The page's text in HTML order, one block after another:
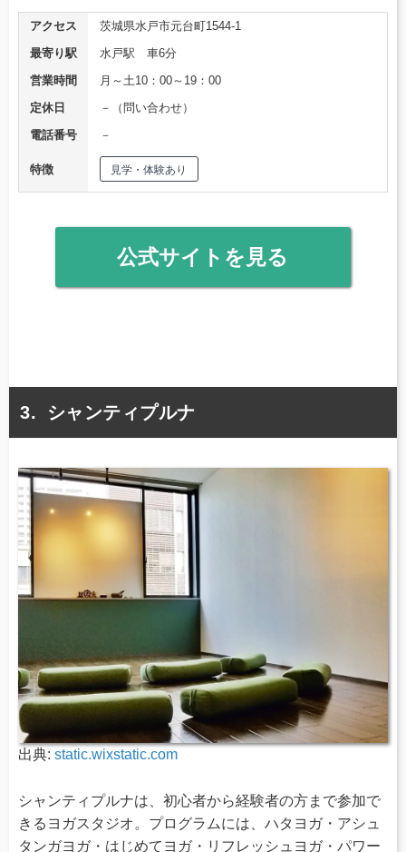
アクセス
茨城県水戸市元台町1544-1
最寄り駅
水戸駅 車6分
営業時間
月～土10：00～19：00
定休日
－（問い合わせ）
電話番号
－
特徴 見学・体験あり
公式サイトを見る
シャンティプルナ
出典: static.wixstatic.com
シャンティプルナは、初心者から経験者の方まで参加で
きるヨガスタジオ。プログラムには、ハタヨガ・アシュ
タンガヨガ・はじめてヨガ・リフレッシュヨガ・パワー